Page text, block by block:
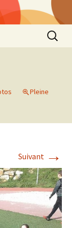
Pleine
Suivant →